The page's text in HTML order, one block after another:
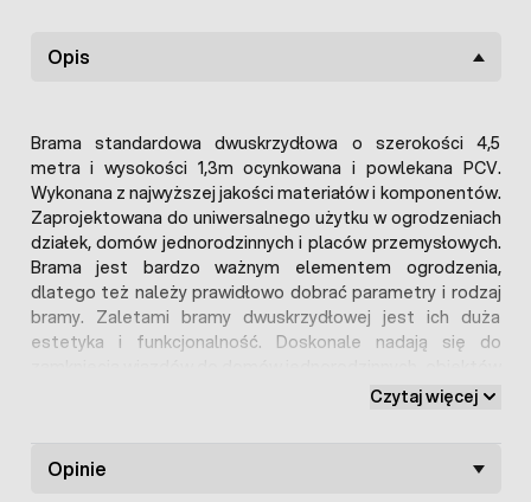
Opis
Brama standardowa dwuskrzydłowa o szerokości 4,5
metra i wysokości 1,3m ocynkowana i powlekana PCV.
Wykonana z najwyższej jakości materiałów i komponentów.
Zaprojektowana do uniwersalnego użytku w ogrodzeniach
działek, domów jednorodzinnych i placów przemysłowych.
Brama jest bardzo ważnym elementem ogrodzenia,
dlatego też należy prawidłowo dobrać parametry i rodzaj
bramy. Zaletami bramy dwuskrzydłowej jest ich duża
estetyka i funkcjonalność. Doskonale nadają się do
przemysłowych, hal, magazynów oraz placów i parkingów.
siatki ogrodzeniowej, a nawet ogrodzeń betonowych.
Czytaj więcej
Opinie